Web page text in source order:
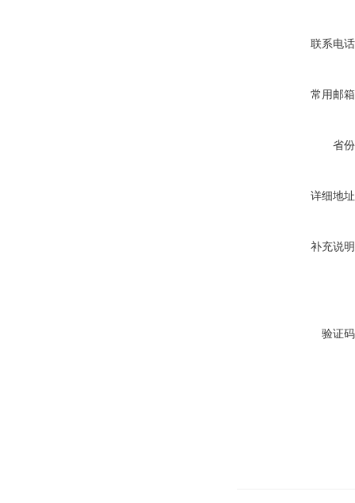
联系电
常用邮
省
详细地
补充说
验证